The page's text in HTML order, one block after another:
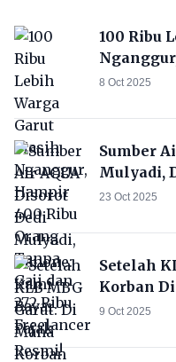
100 Ribu
Tanpa
8 Oct 2025
Sumber
Mulyadi,
Resmi!
23 Oct 2025
Setelah
Korban
Sekolah
9 Oct 2025